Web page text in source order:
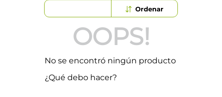
OOPS!
No se encontró ningún producto
¿Qué debo hacer?